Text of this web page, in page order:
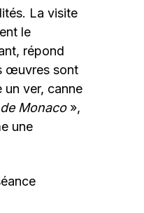
La visite
le
répond
œuvres sont
ver, canne
Monaco »,
une